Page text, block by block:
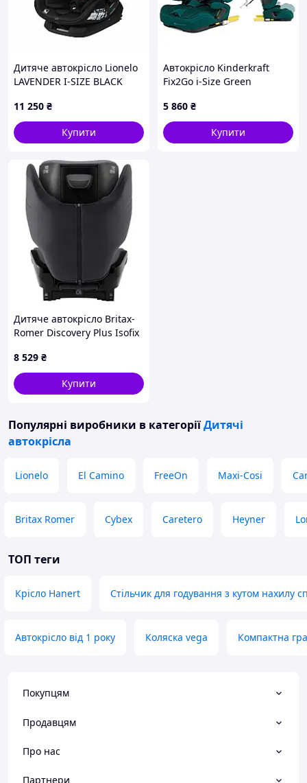
Дитяче автокрісло Lionelo
LAVENDER I-SIZE BLACK
11 250 ₴
Купити
Автокрісло Kinderkraft
Fix2Go i-Size Green
5 860 ₴
Купити
Дитяче автокрісло Britax-
Romer Discovery Plus Isofix
8 529 ₴
Купити
Популярні виробники в категоріїДитячі
автокрісла
Lionelo El Camino FreeOn Maxi-Cosi
Britax Romer Cybex Caretero Heyner
ТОП теги
Крісло Hanert Стільчик для годування з кутом нахилу
Автокрісло від 1 року Коляска vega Компактна
Покупцям
Продавцям
Про нас
Партнери